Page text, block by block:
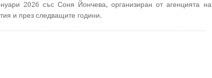
2026 със Соня Йончева, организиран от агенцията на
и през следващите години.